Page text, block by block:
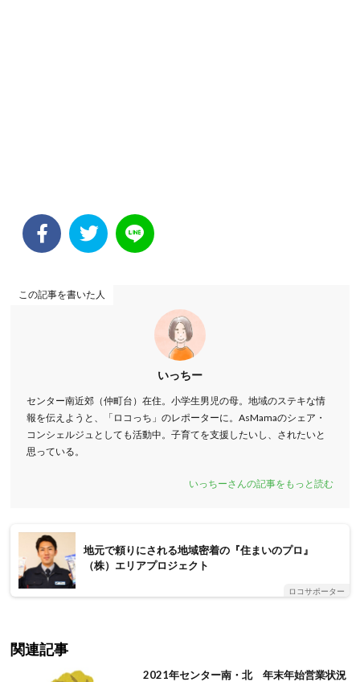
この記事を書いた人
いっちー
センター南近郊（仲町台）在住。小学生男児の母。地域のステキな情
報を伝えようと、「ロコっち」のレポーターに。AsMamaのシェア・
コンシェルジュとしても活動中。子育てを支援したいし、されたいと
思っている。
いっちーさんの記事をもっと読む
地元で頼りにされる地域密着の『住まいのプロ』
（株）エリアプロジェクト
ロコサポーター
関連記事
2021年センター南・北 年末年始営業状況